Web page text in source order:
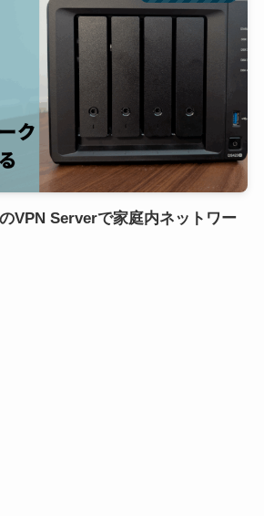
VPN Serverで家庭内ネットワー